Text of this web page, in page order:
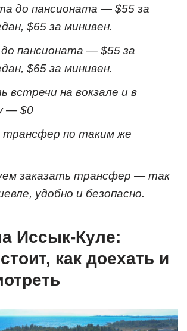
до пансионата — $55 за
$65 за минивен.
пансионата — $55 за
$65 за минивен.
встречи на вокзале и в
— $0
по таким же
заказать трансфер — так
удобно и безопасно.
Иссык-Куле:
как доехать и